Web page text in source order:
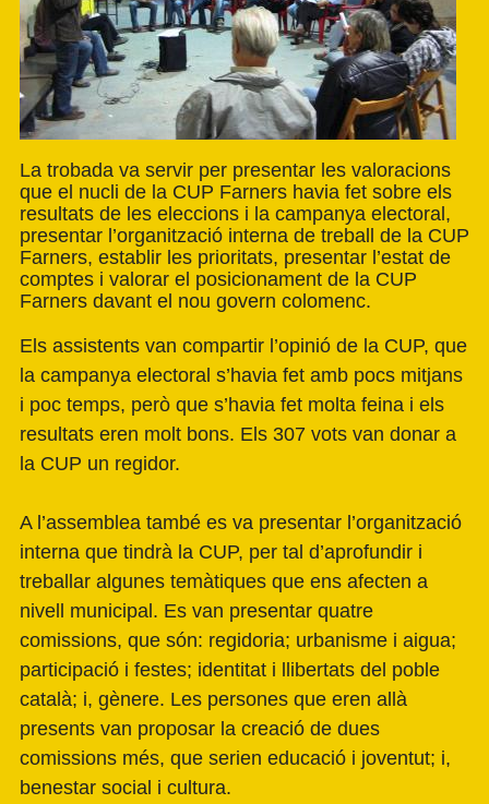
La trobada va servir per presentar les valoracions
que el nucli de la CUP Farners havia fet sobre els
resultats de les eleccions i la campanya electoral,
presentar l’organització interna de treball de la CUP
Farners, establir les prioritats, presentar l’estat de
comptes i valorar el posicionament de la CUP
Farners davant el nou govern colomenc.
Els assistents van compartir l’opinió de la CUP, que
la campanya electoral s’havia fet amb pocs mitjans
i poc temps, però que s’havia fet molta feina i els
resultats eren molt bons. Els 307 vots van donar a
la CUP un regidor.
A l’assemblea també es va presentar l’organització
interna que tindrà la CUP, per tal d’aprofundir i
treballar algunes temàtiques que ens afecten a
nivell municipal. Es van presentar quatre
comissions, que són: regidoria; urbanisme i aigua;
participació i festes; identitat i llibertats del poble
català; i, gènere. Les persones que eren allà
presents van proposar la creació de dues
comissions més, que serien educació i joventut; i,
benestar social i cultura.